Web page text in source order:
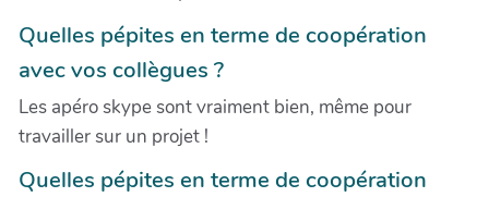
Quelles pépites en terme de coopération
avec vos collègues ?
Les apéro skype sont vraiment bien, même pour
travailler sur un projet !
Quelles pépites en terme de coopération